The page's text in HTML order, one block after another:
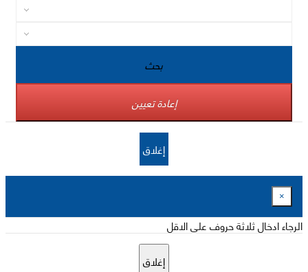
بحث
إعادة تعيين
إغلاق
×
الرجاء ادخال ثلاثة حروف على الاقل
إغلاق